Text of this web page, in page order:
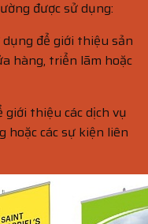
được sử dụng:
để giới thiệu sản
hàng, triển lãm hoặc
giới thiệu các dịch vụ
hoặc các sự kiện liên